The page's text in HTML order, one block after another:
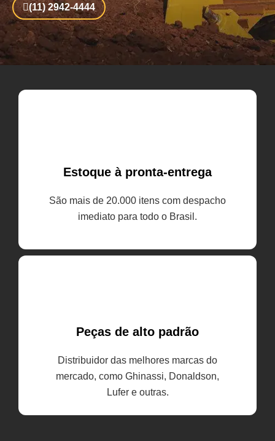
(11) 2942-4444
Estoque à pronta-entrega
São mais de 20.000 itens com despacho
imediato para todo o Brasil.
Peças de alto padrão
Distribuidor das melhores marcas do
mercado, como Ghinassi, Donaldson,
Lufer e outras.